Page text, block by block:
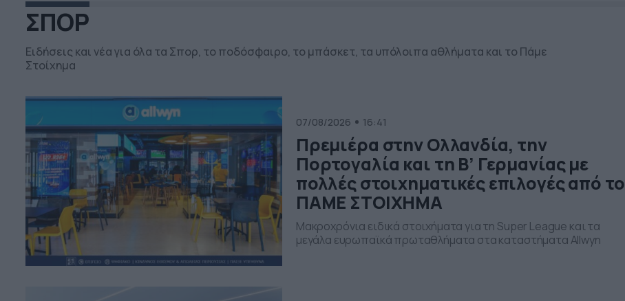
ΣΠΟΡ
Ειδήσεις και νέα για όλα τα Σπορ, το ποδόσφαιρο, το μπάσκετ, τα υπόλοιπα αθλήματα και το Πάμε
Στοίχημα
07/08/2026 16:41
Πρεμιέρα στην Ολλανδία, την
Πορτογαλία και τη Β’ Γερμανίας με
πολλές στοιχηματικές επιλογές από το
ΠΑΜΕ ΣΤΟΙΧΗΜΑ
Μακροχρόνια ειδικά στοιχήματα για τη Super League και τα
μεγάλα ευρωπαϊκά πρωταθλήματα στα καταστήματα Allwyn